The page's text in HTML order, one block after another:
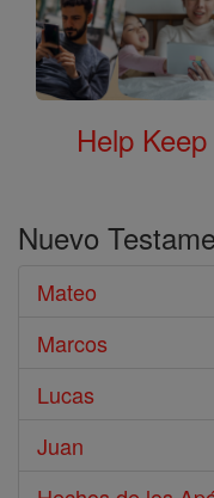
Help
Nuevo
Mateo
Marcos
Lucas
Juan